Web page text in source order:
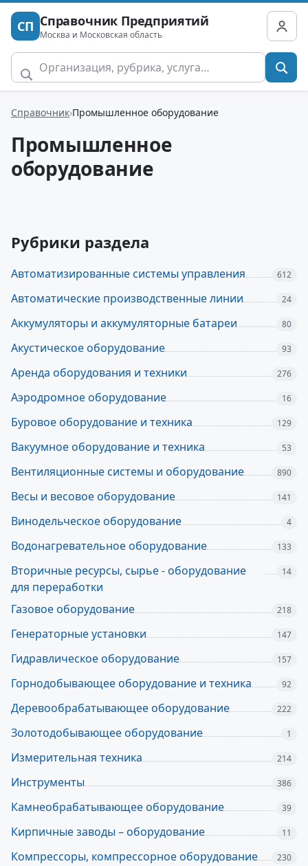
СП Справочник Предприятий
Москва и Московская область
Справочник Промышленное оборудование
Промышленное
оборудование
Рубрики раздела
Автоматизированные системы управления 612
Автоматические производственные линии 24
Аккумуляторы и аккумуляторные батареи 80
Акустическое оборудование 93
Аренда оборудования и техники 276
Аэродромное оборудование 16
Буровое оборудование и техника 129
Вакуумное оборудование и техника 53
Вентиляционные системы и оборудование 890
Весы и весовое оборудование 141
Винодельческое оборудование 4
Водонагревательное оборудование 133
Вторичные ресурсы, сырье - оборудование
для переработки
14
Газовое оборудование 218
Генераторные установки 147
Гидравлическое оборудование 157
Горнодобывающее оборудование и техника 92
Деревообрабатывающее оборудование 222
Золотодобывающее оборудование 1
Измерительная техника 214
Инструменты 386
Камнеобрабатывающее оборудование 39
Кирпичные заводы – оборудование 11
Компрессоры, компрессорное оборудование 230